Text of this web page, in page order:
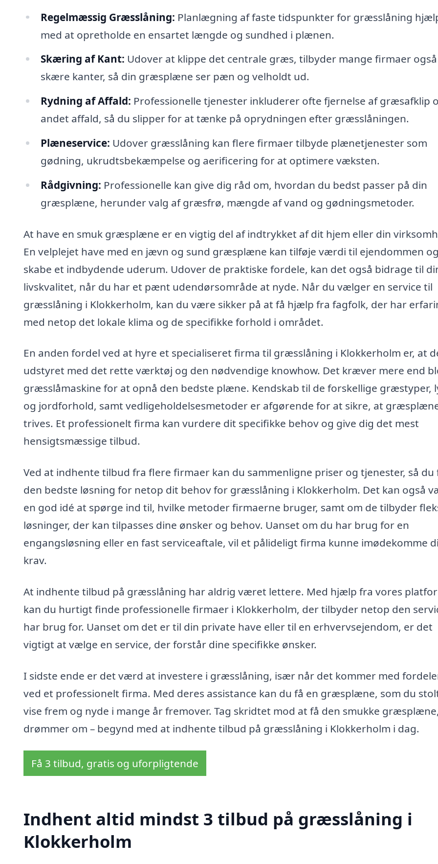
Regelmæssig Græsslåning: Planlægning af faste tidspunkter for græsslåning
med at opretholde en ensartet længde og sundhed i plænen.
Skæring af Kant: Udover at klippe det centrale græs, tilbyder mange firmaer
skære kanter, så din græsplæne ser pæn og velholdt ud.
Rydning af Affald: Professionelle tjenester inkluderer ofte fjernelse af græsafklip
andet affald, så du slipper for at tænke på oprydningen efter græsslåningen.
Plæneservice: Udover græsslåning kan flere firmaer tilbyde plænetjenester som
gødning, ukrudtsbekæmpelse og aerificering for at optimere væksten.
Rådgivning: Professionelle kan give dig råd om, hvordan du bedst passer på din
græsplæne, herunder valg af græsfrø, mængde af vand og gødningsmetoder.
At have en smuk græsplæne er en vigtig del af indtrykket af dit hjem eller din
En velplejet have med en jævn og sund græsplæne kan tilføje værdi til ejendommen og
skabe et indbydende uderum. Udover de praktiske fordele, kan det også bidrage til
livskvalitet, når du har et pænt udendørsområde at nyde. Når du vælger en service til
græsslåning i Klokkerholm, kan du være sikker på at få hjælp fra fagfolk, der har
med netop det lokale klima og de specifikke forhold i området.
En anden fordel ved at hyre et specialiseret firma til græsslåning i Klokkerholm er, at
udstyret med det rette værktøj og den nødvendige knowhow. Det kræver mere end
græsslåmaskine for at opnå den bedste plæne. Kendskab til de forskellige græstyper,
og jordforhold, samt vedligeholdelsesmetoder er afgørende for at sikre, at
trives. Et professionelt firma kan vurdere dit specifikke behov og give dig det mest
hensigtsmæssige tilbud.
Ved at indhente tilbud fra flere firmaer kan du sammenligne priser og tjenester, så du
den bedste løsning for netop dit behov for græsslåning i Klokkerholm. Det kan også
en god idé at spørge ind til, hvilke metoder firmaerne bruger, samt om de tilbyder
løsninger, der kan tilpasses dine ønsker og behov. Uanset om du har brug for en
engangsløsning eller en fast serviceaftale, vil et pålideligt firma kunne imødekomme
krav.
At indhente tilbud på græsslåning har aldrig været lettere. Med hjælp fra vores
kan du hurtigt finde professionelle firmaer i Klokkerholm, der tilbyder netop den
har brug for. Uanset om det er til din private have eller til en erhvervsejendom, er det
vigtigt at vælge en service, der forstår dine specifikke ønsker.
I sidste ende er det værd at investere i græsslåning, især når det kommer med
ved et professionelt firma. Med deres assistance kan du få en græsplæne, som du
vise frem og nyde i mange år fremover. Tag skridtet mod at få den smukke
drømmer om – begynd med at indhente tilbud på græsslåning i Klokkerholm i dag.
Få 3 tilbud, gratis og uforpligtende
Indhent altid mindst 3 tilbud på græsslåning i
Klokkerholm